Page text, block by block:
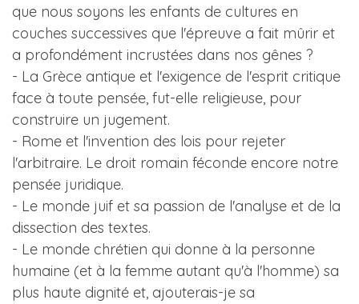
que nous soyons les enfants de cultures en
couches successives que l'épreuve a fait mûrir et
a profondément incrustées dans nos gênes ?
- La Grèce antique et l'exigence de l'esprit critique
face à toute pensée, fut-elle religieuse, pour
construire un jugement.
- Rome et l'invention des lois pour rejeter
l'arbitraire. Le droit romain féconde encore notre
pensée juridique.
- Le monde juif et sa passion de l'analyse et de la
dissection des textes.
- Le monde chrétien qui donne à la personne
humaine (et à la femme autant qu'à l'homme) sa
plus haute dignité et, ajouterais-je sa